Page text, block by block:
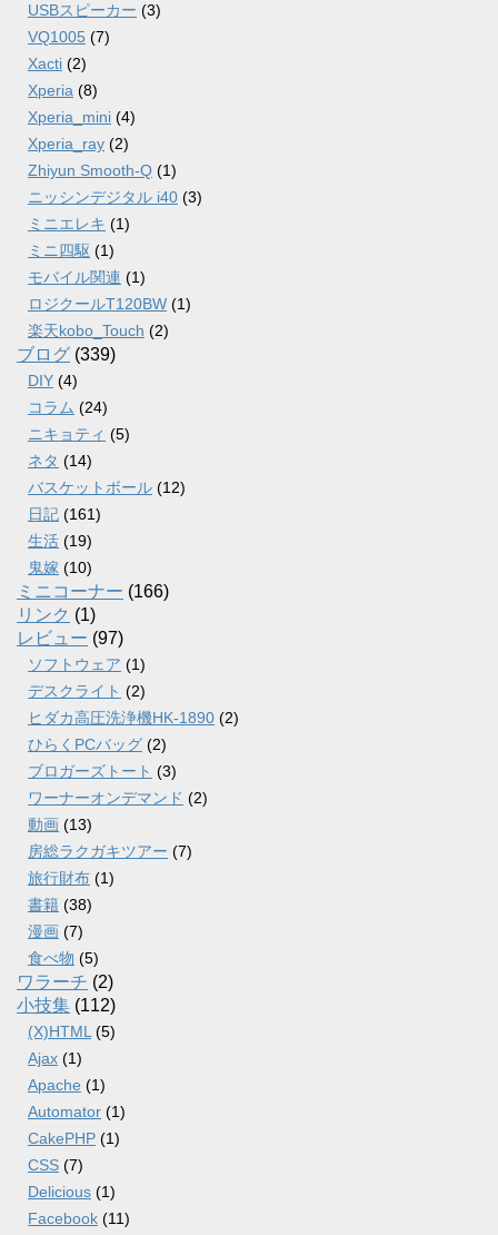
USBスピーカー (3)
VQ1005 (7)
Xacti (2)
Xperia (8)
Xperia_mini (4)
Xperia_ray (2)
Zhiyun Smooth-Q (1)
ニッシンデジタル i40 (3)
ミニエレキ (1)
ミニ四駆 (1)
モバイル関連 (1)
ロジクールT120BW (1)
楽天kobo_Touch (2)
ブログ (339)
DIY (4)
コラム (24)
ニキョティ (5)
ネタ (14)
バスケットボール (12)
日記 (161)
生活 (19)
鬼嫁 (10)
ミニコーナー (166)
リンク (1)
レビュー (97)
ソフトウェア (1)
デスクライト (2)
ヒダカ高圧洗浄機HK-1890 (2)
ひらくPCバッグ (2)
ブロガーズトート (3)
ワーナーオンデマンド (2)
動画 (13)
房総ラクガキツアー (7)
旅行財布 (1)
書籍 (38)
漫画 (7)
食べ物 (5)
ワラーチ (2)
小技集 (112)
(X)HTML (5)
Ajax (1)
Apache (1)
Automator (1)
CakePHP (1)
CSS (7)
Delicious (1)
Facebook (11)